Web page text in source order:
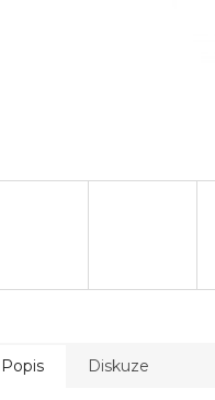
Popis Diskuze